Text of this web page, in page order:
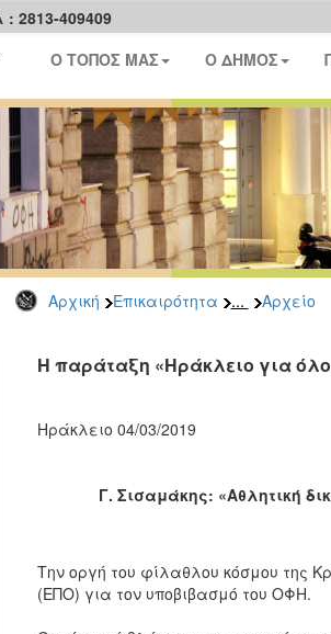
2813-409409
Ο ΤΟΠΟΣ ΜΑΣ Ο ΔΗΜΟΣ
Αρχική Επικαιρότητα ... Αρχείο
Η παράταξη «Ηράκλειο για
Ηράκλειο 04/03/2019
Γ. Σισαμάκης: «Αθλητική
Την οργή του φίλαθλου κόσμου της
(ΕΠΟ) για τον υποβιβασμό του ΟΦΗ.